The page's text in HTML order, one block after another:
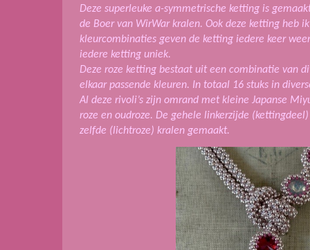
Deze superleuke a-symmetrische ketting is
de Boer van WirWar kralen. Ook deze ketting heb
kleurcombinaties geven de ketting iedere keer
iedere ketting uniek.
Deze roze ketting bestaat uit een combinatie van
elkaar passende kleuren. In totaal 16 stuks in
Al deze rivoli’s zijn omrand met kleine Japanse
roze en oudroze. De gehele linkerzijde
zelfde (lichtroze) kralen gemaakt.